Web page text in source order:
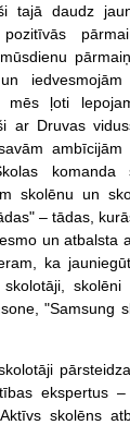
tajā daudz
mēs ļoti
ar Druvas
komanda
skolēnu un
– tādas,
un atbalsta
ka
skolotāji,
"Samsung
ekspertus
skolēns